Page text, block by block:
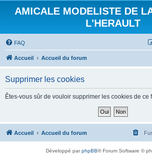
AMICALE MODELISTE DE
L'HERAULT
FAQ
Accueil Accueil du forum
Supprimer les cookies
Êtes-vous sûr de vouloir supprimer les cookies de ce
Accueil Accueil du forum
Développé parphpBB® Forum Software ©